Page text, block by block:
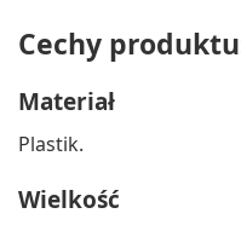
Cechy
Materiał
Plastik.
Wielkość